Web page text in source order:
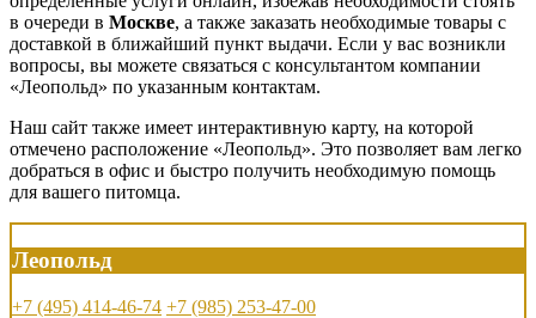
в очереди в Москве, а также заказать необходимые товары с
доставкой в ближайший пункт выдачи. Если у вас возникли
вопросы, вы можете связаться с консультантом компании
«Леопольд» по указанным контактам.
Наш сайт также имеет интерактивную карту, на которой
отмечено расположение «Леопольд». Это позволяет вам легко
добраться в офис и быстро получить необходимую помощь
для вашего питомца.
Леопольд
+7 (495) 414-46-74 +7 (985) 253-47-00